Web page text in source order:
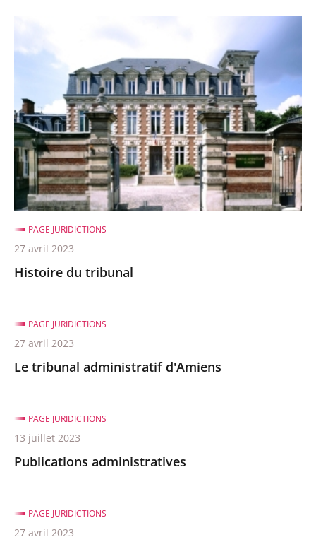
tribunal
Histoire du tribunal
PAGE JURIDICTIONS
27 avril 2023
Le tribunal administratif d'Amiens
PAGE JURIDICTIONS
27 avril 2023
Publications administratives
PAGE JURIDICTIONS
13 juillet 2023
PAGE JURIDICTIONS
27 avril 2023